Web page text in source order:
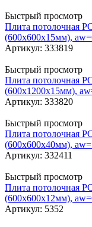
Быстрый просмотр
Плита потолочная
(600x600x15мм),
Артикул: 333819
Быстрый просмотр
Плита потолочная
(600х1200x15мм),
Артикул: 333820
Быстрый просмотр
Плита потолочная
(600x600x40мм),
Артикул: 332411
Быстрый просмотр
Плита потолочная
(600x600x12мм),
Артикул: 5352